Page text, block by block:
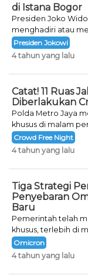
di Istana Bogor
Presiden Joko
menghadiri atau
khusus untuk
tahun.
Presiden Jokowi
4 tahun yang lalu
Catat! 11 Ruas
Diberlakukan
Polda Metro Jaya
khusus di malam
Crowd Free Night
Crowd Free Night
4 tahun yang lalu
Tiga Strategi
Penyebaran
Baru
Pemerintah telah
khusus, terlebih di
seperti saat ini.
Omicron
4 tahun yang lalu